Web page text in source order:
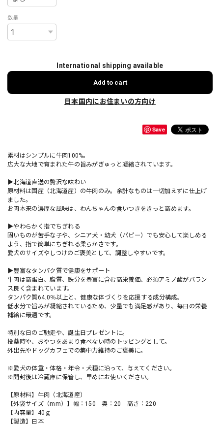
数量
International shipping available
Add to cart
日本国内にお住まいの方向け
Save
素材はシンプルに牛肉100%。
広大な大地で育まれた牛の旨みがぎゅっと凝縮されています。
▶北海道直送の贅沢な味わい
原材料は国産（北海道産）の牛肉のみ。余計なものは一切加えずに仕上げ
ました。
お肉本来の濃厚な風味は、わんちゃんの食いつきをきっと高めます。
▶やわらかく指でちぎれる
固いものが苦手な子や、シニア犬・幼犬（パピー）でも安心して楽しめる
よう、指で簡単にちぎれる柔らかさです。
愛犬のサイズやしつけのご褒美として、調整しやすいです。
▶豊富なタンパク質で健康をサポート
牛肉は高蛋白、脂質、鉄分を豊富に含む高栄養価、必須アミノ酸がバラン
ス良く含まれています。
タンパク質64.0％以上と、健康な体づくりを応援する成分構成。
低水分で旨みが凝縮されているため、少量でも満足感があり、毎日の栄養
補給に最適です。
特別な日のご馳走や、誕生日プレゼントに。
投薬時や、おやつをあまり食べない時のトッピングとして。
外出先やドッグカフェでの集中力維持のご褒美に。
※愛犬の体重・体格・年令・犬種に沿って、与えてください。
※開封後は冷蔵庫に保管し、早めにお使いください。
【原材料】牛肉（北海道産）
【外袋サイズ（mm）】幅：150 奥：20 高さ：220
【内容量】40ｇ
【製造】日本